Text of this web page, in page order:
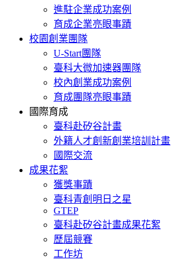
進駐企業成功案例
育成企業亮眼事蹟
校園創業團隊
U-Start團隊
臺科大微加速器團隊
校內創業成功案例
育成團隊亮眼事蹟
國際育成
臺科赴矽谷計畫
外籍人才創新創業培訓計畫
國際交流
成果花絮
獲獎事蹟
臺科青創明日之星
GTEP
臺科赴矽谷計畫成果花絮
歷屆競賽
工作坊